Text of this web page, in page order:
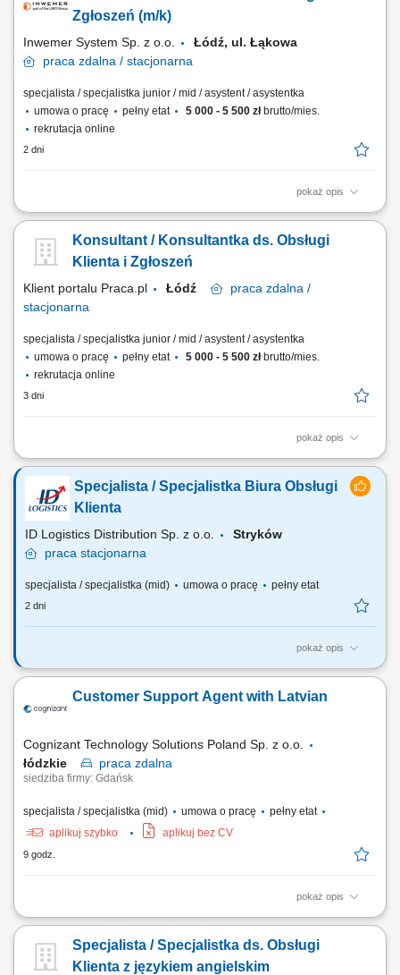
produktów i usług; Realizacja indywidulanych celów sprzedażowych,
Zgłoszeń (m/k)
Inwemer System Sp. z o.o.
Łódź, ul. Łąkowa
praca zdalna / stacjonarna
specjalista / specjalistka junior / mid / asystent / asystentka
umowa o pracę
pełny etat 5 000 - 5 500 złbrutto/mies.
rekrutacja online
2 dni
pokaż opis
Praca wg grafiku Godziny pracy: od 8:00 do 18:00, od pon. do pt. oraz w
Obowiązki: przyjmowanie zleceń od klientów firmy, przekazywanie do
realizacji, monitorowanie i raportowanie wykonania; obsługa reklamacji;
Konsultant / Konsultantka ds. Obsługi
Klienta i Zgłoszeń
Klient portalu Praca.pl Łódź praca zdalna /
stacjonarna
specjalista / specjalistka junior / mid / asystent / asystentka
umowa o pracę
pełny etat 5 000 - 5 500 złbrutto/mies.
rekrutacja online
3 dni
pokaż opis
przyjmowanie zgłoszeń i zleceń od klientów oraz przekazywanie ich do
odpowiednich zespołów realizacyjnych, monitorowanie statusu
realizacji zgłoszeń i przygotowywanie raportów, obsługa reklamacji oraz
wsparcie klientów w rozwiązywaniu bieżących spraw, przygotowywanie
zestawień,...
Specjalista / Specjalistka Biura Obsługi
Klienta
ID Logistics Distribution Sp. z o.o.
Stryków
praca stacjonarna
specjalista / specjalistka (mid) umowa o pracę pełny etat
2 dni
pokaż opis
Twój zakres obowiązków: obsługa mailowa i telefoniczna klientów;
realizacją zleceń transportowych; monitorowanie wskaźników
jakościowych w transporcie; przygotowywanie raportów związanych z
Customer Support Agent with Latvian
Cognizant Technology Solutions Poland Sp. z o.o.
łódzkie
praca zdalna
siedziba firmy: Gdańsk
specjalista / specjalistka (mid) umowa o pracę
pełny etat
aplikuj szybko
aplikuj bez CV
9 godz.
pokaż opis
What we do We are dedicated to helping the world's leading companies
digital. Cognizant Poland offices are located in Gdańsk, Wrocław, and
Kraków. With the capacity to support various clients, we offer a world of...
Specjalista / Specjalistka ds. Obsługi
Klienta z językiem angielskim